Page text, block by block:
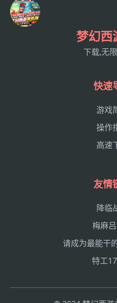
梦幻西
下载,无
快速
游戏
操作
高速
友情
降临
梅麻
请成为最能干
特工